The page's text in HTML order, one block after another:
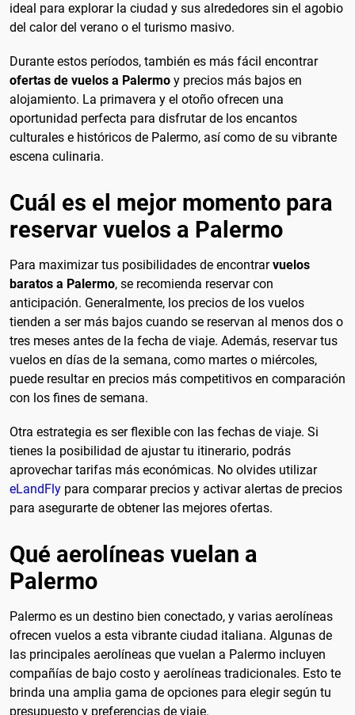
ideal para explorar la ciudad y sus alrededores sin el agobio
del calor del verano o el turismo masivo.
Durante estos períodos, también es más fácil encontrar
ofertas de vuelos a Palermo y precios más bajos en
alojamiento. La primavera y el otoño ofrecen una
oportunidad perfecta para disfrutar de los encantos
culturales e históricos de Palermo, así como de su vibrante
escena culinaria.
Cuál es el mejor momento para
reservar vuelos a Palermo
Para maximizar tus posibilidades de encontrarvuelos
baratos a Palermo, se recomienda reservar con
anticipación. Generalmente, los precios de los vuelos
tienden a ser más bajos cuando se reservan al menos dos o
tres meses antes de la fecha de viaje. Además, reservar tus
vuelos en días de la semana, como martes o miércoles,
puede resultar en precios más competitivos en comparación
con los fines de semana.
Otra estrategia es ser flexible con las fechas de viaje. Si
tienes la posibilidad de ajustar tu itinerario, podrás
aprovechar tarifas más económicas. No olvides utilizar
eLandFly para comparar precios y activar alertas de precios
para asegurarte de obtener las mejores ofertas.
Qué aerolíneas vuelan a
Palermo
Palermo es un destino bien conectado, y varias aerolíneas
ofrecen vuelos a esta vibrante ciudad italiana. Algunas de
las principales aerolíneas que vuelan a Palermo incluyen
compañías de bajo costo y aerolíneas tradicionales. Esto te
brinda una amplia gama de opciones para elegir según tu
presupuesto y preferencias de viaje.